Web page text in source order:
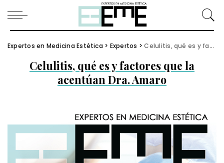
Expertos en Medicina Estética > Expertos >Celulitis, qué es y factores que la acentúan Dra. Amaro
Celulitis, qué es y factores que la
acentúan Dra. Amaro